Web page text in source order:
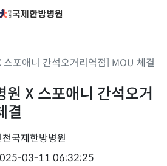
스포애니 간석오거리역점] MOU 체결
원 X 스포애니 간석오거
결
천국제한방병원
03-11 06:32:25